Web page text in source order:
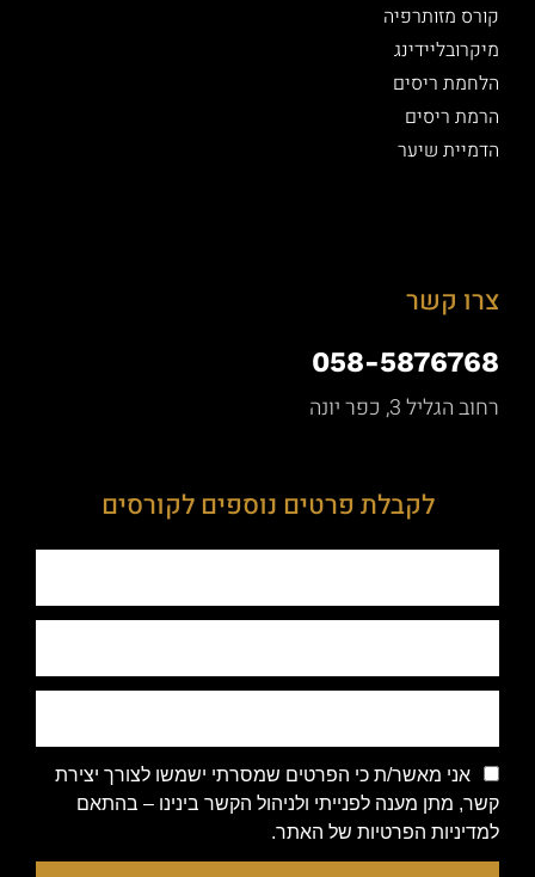
קורס מזותרפיה
מיקרובליידינג
הלחמת ריסים
הרמת ריסים
הדמיית שיער
צרו קשר
058-5876768
רחוב הגליל 3, כפר יונה
לקבלת פרטים נוספים לקורסים
אני מאשר/ת כי הפרטים שמסרתי ישמשו לצורך יצירת
קשר, מתן מענה לפנייתי ולניהול הקשר בינינו – בהתאם
למדיניות הפרטיות של האתר.